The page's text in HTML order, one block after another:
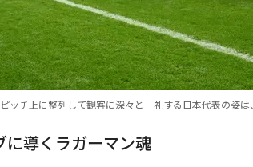
ッチ上に整列して観客に深々と一礼する日本代表の姿
に導くラガーマン魂